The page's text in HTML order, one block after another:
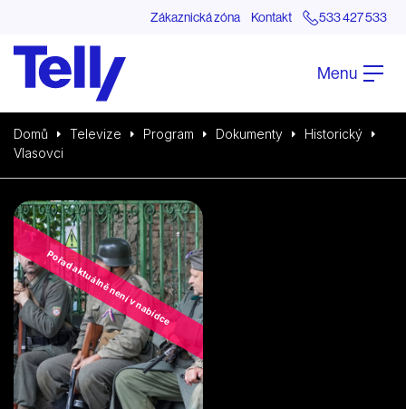
Zákaznická zóna Kontakt 533 427 533
Menu
Domů Televize Program Dokumenty
Historický
Vlasovci
Pořad aktuálně není v nabídce